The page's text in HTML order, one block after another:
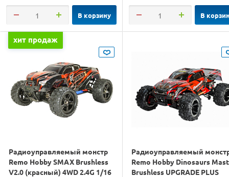
В корзину В
хит продаж
Радиоуправляемый монстр
Remo Hobby SMAX Brushless
V2.0 (красный) 4WD 2.4G 1/16
Радиоуправляемый
Remo Hobby Dinosaurs
Brushless UPGRADE PLUS